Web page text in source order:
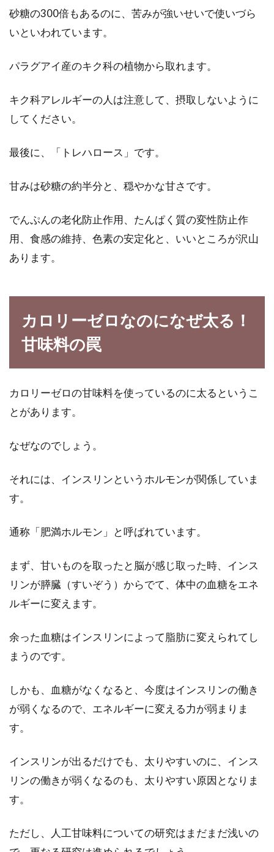
加物が使用...
食事改善で健康な体になろう！その
効果と実行すべき期間とは
が、でき...
野菜ジュースの美味しい作り方。ジ
ューサーで作ると健康的？
バランスのいい食事をするために野菜は欠かせ
砂糖の300倍もあるのに、苦みが強いせいで使いづら
いといわれています。
パラグアイ産のキク科の植物から取れます。
キク科アレルギーの人は注意して、摂取しないように
してください。
最後に、「トレハロース」です。
甘みは砂糖の約半分と、穏やかな甘さです。
でんぷんの老化防止作用、たんぱく質の変性防止作
用、食感の維持、色素の安定化と、いいところが沢山
あります。
カロリーゼロなのになぜ太る！
甘味料の罠
カロリーゼロの甘味料を使っているのに太るというこ
とがあります。
なぜなのでしょう。
それには、インスリンというホルモンが関係していま
す。
通称「肥満ホルモン」と呼ばれています。
まず、甘いものを取ったと脳が感じ取った時、インス
リンが膵臓（すいぞう）からでて、体中の血糖をエネ
ルギーに変えます。
余った血糖はインスリンによって脂肪に変えられてし
まうのです。
しかも、血糖がなくなると、今度はインスリンの働き
が弱くなるので、エネルギーに変える力が弱まりま
す。
インスリンが出るだけでも、太りやすいのに、インス
リンの働きが弱くなるのも、太りやすい原因となりま
す。
ただし、人工甘味料についての研究はまだまだ浅いの